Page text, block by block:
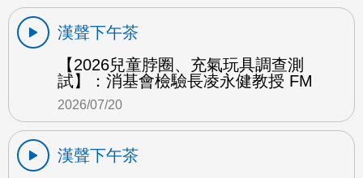
漢聲下午茶
【2026兒童脖圈、充氣玩具調查測
試】：消基會檢驗長凌永健教授 FM
2026/07/20
漢聲下午茶